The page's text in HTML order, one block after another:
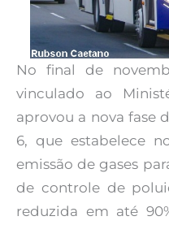
No final de
vinculado ao
aprovou a nova fase
6, que estabelece
emissão de gases
de controle de
reduzida em até